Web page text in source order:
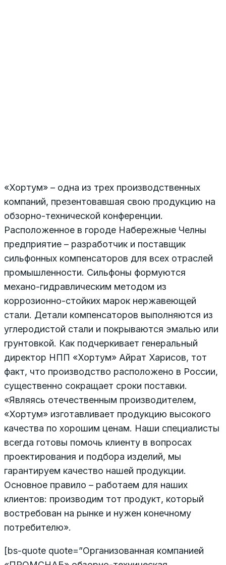
«Хортум» – одна из трех производственных
компаний, презентовавшая свою продукцию на
обзорно-технической конференции.
Расположенное в городе Набережные Челны
предприятие – разработчик и поставщик
сильфонных компенсаторов для всех отраслей
промышленности. Сильфоны формуются
механо-гидравлическим методом из
коррозионно-стойких марок нержавеющей
стали. Детали компенсаторов выполняются из
углеродистой стали и покрываются эмалью или
грунтовкой. Как подчеркивает генеральный
директор НПП «Хортум» Айрат Харисов, тот
факт, что производство расположено в России,
существенно сокращает сроки поставки.
«Являясь отечественным производителем,
«Хортум» изготавливает продукцию высокого
качества по хорошим ценам. Наши специалисты
всегда готовы помочь клиенту в вопросах
проектирования и подбора изделий, мы
гарантируем качество нашей продукции.
Основное правило – работаем для наших
клиентов: производим тот продукт, который
востребован на рынке и нужен конечному
потребителю».
[bs-quote quote=”Организованная компанией